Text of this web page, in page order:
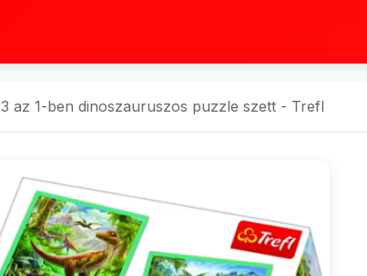
3 az 1-ben dinoszauruszos puzzle szett - Trefl